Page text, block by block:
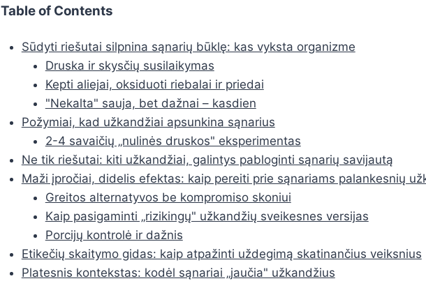
Table of Contents
Sūdyti riešutai silpnina sąnarių būklę: kas vyksta organizme
Druska ir skysčių susilaikymas
Kepti aliejai, oksiduoti riebalai ir priedai
"Nekalta" sauja, bet dažnai – kasdien
Požymiai, kad užkandžiai apsunkina sąnarius
2-4 savaičių „nulinės druskos" eksperimentas
Ne tik riešutai: kiti užkandžiai, galintys pabloginti sąnarių savijautą
Maži įpročiai, didelis efektas: kaip pereiti prie sąnariams palankesnių
Greitos alternatyvos be kompromiso skoniui
Kaip pasigaminti „rizikingų" užkandžių sveikesnes versijas
Porcijų kontrolė ir dažnis
Etikečių skaitymo gidas: kaip atpažinti uždegimą skatinančius veiksnius
Platesnis kontekstas: kodėl sąnariai „jaučia" užkandžius